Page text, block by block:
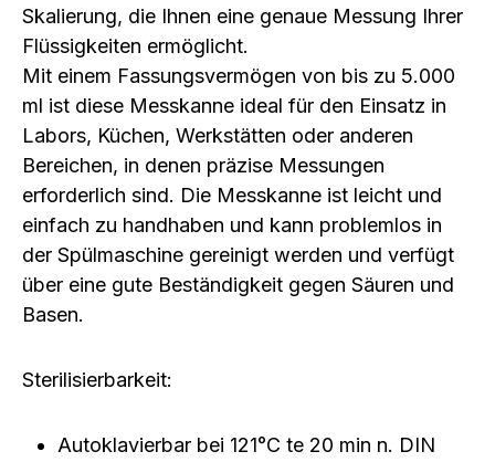
Skalierung, die Ihnen eine genaue Messung Ihrer
Flüssigkeiten ermöglicht.
Mit einem Fassungsvermögen von bis zu 5.000
ml ist diese Messkanne ideal für den Einsatz in
Labors, Küchen, Werkstätten oder anderen
Bereichen, in denen präzise Messungen
erforderlich sind. Die Messkanne ist leicht und
einfach zu handhaben und kann problemlos in
der Spülmaschine gereinigt werden und verfügt
über eine gute Beständigkeit gegen Säuren und
Basen.
Sterilisierbarkeit:
Autoklavierbar bei 121°C te 20 min n. DIN